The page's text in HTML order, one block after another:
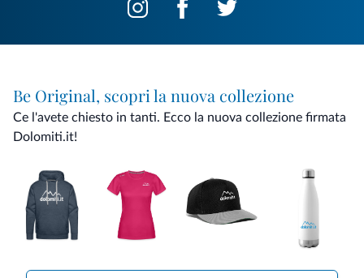
Be Original, scopri la nuova collezione
Ce l'avete chiesto in tanti. Ecco la nuova collezione firmata
Dolomiti.it!